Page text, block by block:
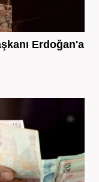
Erdoğan'a